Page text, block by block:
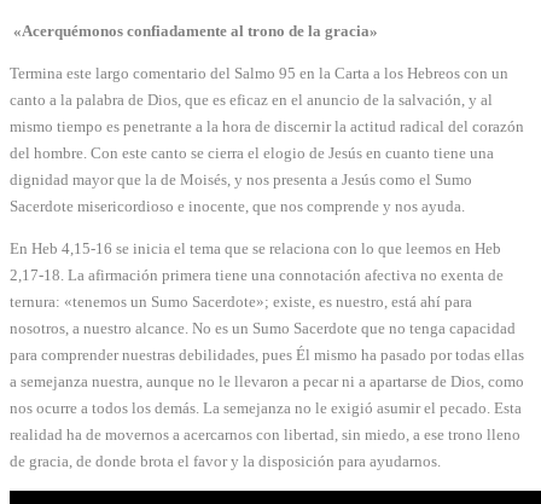
«Acerquémonos confiadamente al trono de la gracia»
Termina este largo comentario del Salmo 95 en la Carta a los Hebreos con un
canto a la palabra de Dios, que es eficaz en el anuncio de la salvación, y al
mismo tiempo es penetrante a la hora de discernir la actitud radical del corazón
del hombre. Con este canto se cierra el elogio de Jesús en cuanto tiene una
dignidad mayor que la de Moisés, y nos presenta a Jesús como el Sumo
Sacerdote misericordioso e inocente, que nos comprende y nos ayuda.
En Heb 4,15-16 se inicia el tema que se relaciona con lo que leemos en Heb
2,17-18. La afirmación primera tiene una connotación afectiva no exenta de
ternura: «tenemos un Sumo Sacerdote»; existe, es nuestro, está ahí para
nosotros, a nuestro alcance. No es un Sumo Sacerdote que no tenga capacidad
para comprender nuestras debilidades, pues Él mismo ha pasado por todas ellas
a semejanza nuestra, aunque no le llevaron a pecar ni a apartarse de Dios, como
nos ocurre a todos los demás. La semejanza no le exigió asumir el pecado. Esta
realidad ha de movernos a acercarnos con libertad, sin miedo, a ese trono lleno
de gracia, de donde brota el favor y la disposición para ayudarnos.